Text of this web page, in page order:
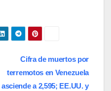
Cifra de muertos por
terremotos en Venezuela
asciende a 2,595; EE.UU. y